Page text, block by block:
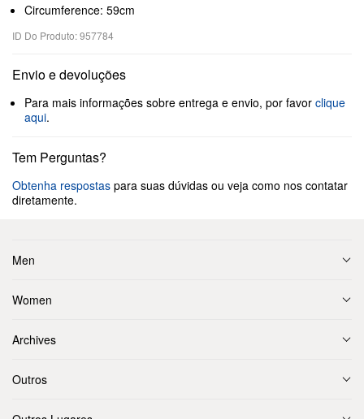
Circumference: 59cm
ID Do Produto: 957784
Envio e devoluções
Para mais informações sobre entrega e envio, por favor clique
aqui.
Tem Perguntas?
Obtenha respostas para suas dúvidas ou veja como nos contatar
diretamente.
Men
Women
Archives
Outros